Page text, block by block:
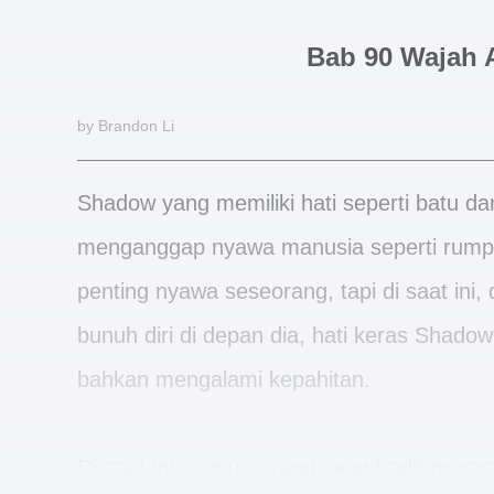
Bab 90 Wajah
by Brandon Li
Shadow yang memiliki hati seperti batu
menganggap nyawa manusia seperti
penting nyawa seseorang, tapi di saat
bunuh diri di depan dia, hati keras
bahkan mengalami kepahitan.